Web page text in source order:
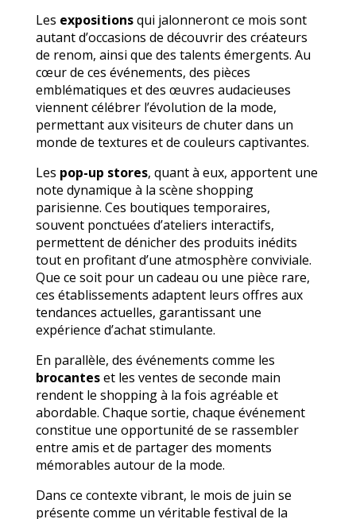
Les expositionsqui jalonneront ce mois sont
autant d’occasions de découvrir des créateurs
de renom, ainsi que des talents émergents. Au
cœur de ces événements, des pièces
emblématiques et des œuvres audacieuses
viennent célébrer l’évolution de la mode,
permettant aux visiteurs de chuter dans un
monde de textures et de couleurs captivantes.
Les pop-up stores, quant à eux, apportent une
note dynamique à la scène shopping
parisienne. Ces boutiques temporaires,
souvent ponctuées d’ateliers interactifs,
permettent de dénicher des produits inédits
tout en profitant d’une atmosphère conviviale.
Que ce soit pour un cadeau ou une pièce rare,
ces établissements adaptent leurs offres aux
tendances actuelles, garantissant une
expérience d’achat stimulante.
En parallèle, des événements comme les
brocanteset les ventes de seconde main
rendent le shopping à la fois agréable et
abordable. Chaque sortie, chaque événement
constitue une opportunité de se rassembler
entre amis et de partager des moments
mémorables autour de la mode.
Dans ce contexte vibrant, le mois de juin se
présente comme un véritable festival de la